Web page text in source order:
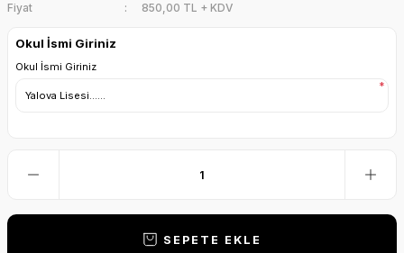
Fiyat
850,00 TL + KDV
Okul İsmi Giriniz
Okul İsmi Giriniz
*
SEPETE EKLE